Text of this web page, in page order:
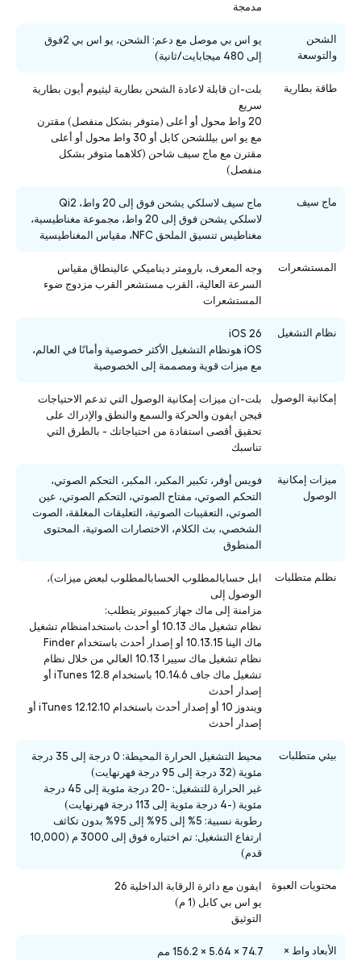
مدمجة
الشحن
والتوسعة
يو اس بي موصل مع دعم: الشحن، يو اس بي 2فوق
إلى 480 ميجابايت/ثانية)
طاقة بطارية
بلت-ان قابلة لاعادة الشحن بطارية ليثيوم أيون بطارية
سريع
20 واط محول أو أعلى (متوفر بشكل منفصل) مقترن
مع يو اس بيللشحن كابل أو 30 واط محول أو أعلى
مقترن مع ماج سيف شاحن (كلاهما متوفر بشكل
منفصل)
ماج سيف
ماج سيف لاسلكي يشحن فوق إلى 20 واط، Qi2
لاسلكي يشحن فوق إلى 20 واط، مجموعة مغناطيسية،
مغناطيس تنسيق الملحق NFC، مقياس المغناطيسية
المستشعرات
وجه المعرف، بارومتر ديناميكي عالينطاق مقياس
السرعة العالية، القرب مستشعر القرب مزدوج ضوء
المستشعرات
نظام التشغيل
iOS 26
iOS هونظام التشغيل الأكثر خصوصية وأمانًا في العالم،
مع ميزات قوية ومصممة إلى الخصوصية
إمكانية الوصول
بلت-ان ميزات إمكانية الوصول التي تدعم الاحتياجات
فيجن ايفون والحركة والسمع والنطق والإدراك على
تحقيق أقصى استفادة من احتياجاتك - بالطرق التي
تناسبك
ميزات إمكانية
الوصول
فويس أوفر، تكبير المكبر، المكبر، التحكم الصوتي،
التحكم الصوتي، مفتاح الصوتي، التحكم الصوتي، عين
الصوتي، التعقيبات الصوتية، التعليقات المغلقة، الصوت
الشخصي، بث الكلام، الاختصارات الصوتية، المحتوى
المنطوق
نظلم متطلبات
ابل حسابالمطلوب الحسابالمطلوب لبعض ميزات)،
الوصول إلى
مزامنة إلى ماك جهاز كمبيوتر يتطلب:
نظام تشغيل ماك 10.13 أو أحدث باستخدامنظام تشغيل
ماك الينا 10.13.15 أو إصدار أحدث باستخدام Finder
نظام تشغيل ماك سييرا 10.13 العالي من خلال نظام
تشغيل ماك جاف 10.14.6 باستخدام iTunes 12.8 أو
إصدار أحدث
ويندوز 10 أو إصدار أحدث باستخدام iTunes 12.12.10 أو
إصدار أحدث
بيئي متطلبات
محيط التشغيل الحرارة المحيطة: 0 درجة إلى 35 درجة
مئوية (32 درجة إلى 95 درجة فهرنهايت)
غير الحرارة للتشغيل: -20 درجة مئوية إلى 45 درجة
مئوية (-4 درجة مئوية إلى 113 درجة فهرنهايت)
رطوبة نسبية: 5% إلى 95% إلى 95% بدون تكاثف
ارتفاع التشغيل: تم اختباره فوق إلى 3000 م (10,000
قدم)
محتويات العبوة
ايفون مع دائرة الرقابة الداخلية 26
يو اس بي كابل (1 م)
التوثيق
الأبعاد واط ×
74.7 ×
5.64
×
156.2 مم